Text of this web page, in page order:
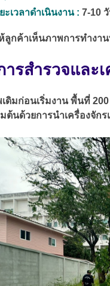
ะเวลาดำเนินงาน : 7-10
ลูกค้าเห็นภาพการทำงา
ารสำรวจและ
ดิมก่อนเริ่มงาน พื้นที่
มต้นด้วยการนำเครื่องจั